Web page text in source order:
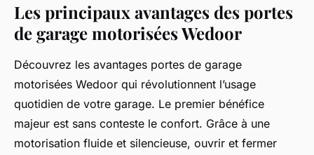
Les principaux avantages des portes
de garage motorisées Wedoor
Découvrez les avantages portes de garage
motorisées Wedoor qui révolutionnent l’usage
quotidien de votre garage. Le premier bénéfice
majeur est sans conteste le confort. Grâce à une
motorisation fluide et silencieuse, ouvrir et fermer